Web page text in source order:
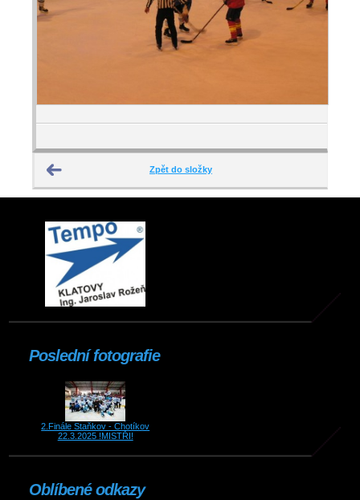
Zpět do složky
Poslední fotografie
2.Finále Staňkov - Chotíkov
22.3.2025 !MISTŘI!
Oblíbené odkazy